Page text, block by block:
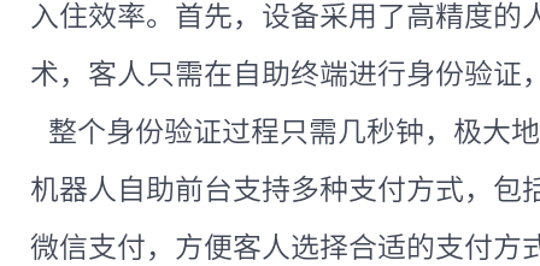
入住效率。首先，设备采用了高精度的
术，客人只需在自助终端进行身份验证
整个身份验证过程只需几秒钟，极大
机器人自助前台支持多种支付方式，包
微信支付，方便客人选择合适的支付方